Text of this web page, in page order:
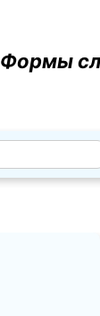
Формы